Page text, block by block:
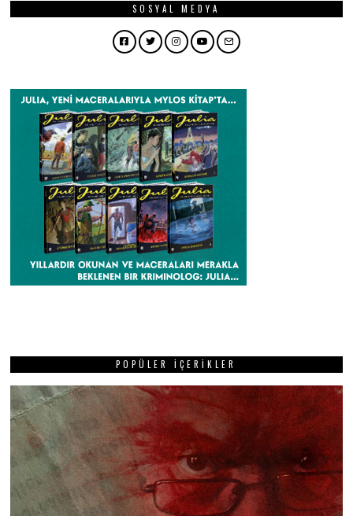
SOSYAL MEDYA
Facebook
TwitterInstagram
YouTubeEmail
POPÜLER İÇERIKLER